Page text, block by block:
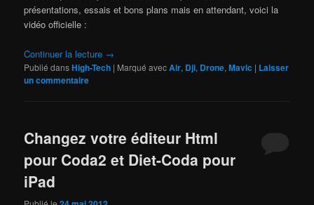
présentations, essais et bons plans mais en attendant, voici la
vidéo officielle :
Continuer la lecture →
Publié dansHigh-Tech | Marqué avecAir, Dji, Drone,Mavic | Laisser
un commentaire
Changez votre éditeur Html
pour Coda2 et Diet-Coda pour
iPad